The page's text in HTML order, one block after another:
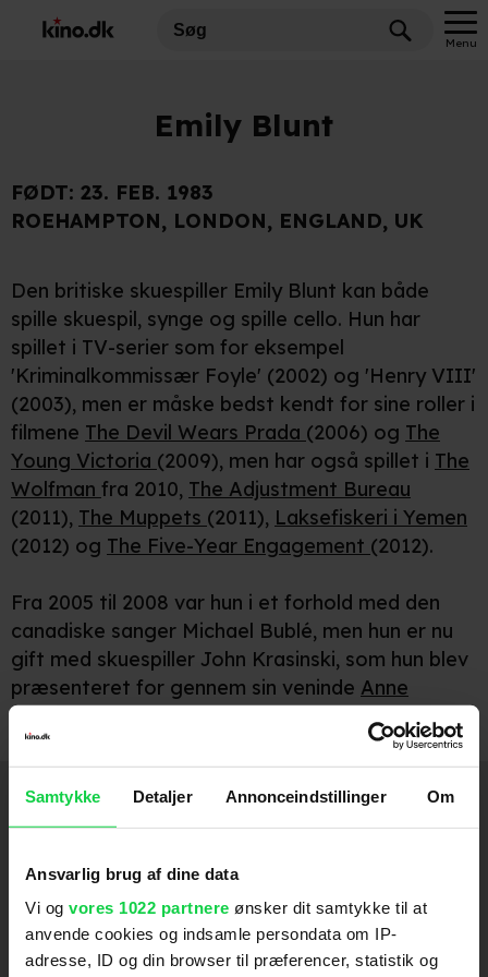
Samtykke Detaljer Annonceindstillinger Om
Ansvarlig brug af dine data
Vi og vores 1022 partnere ønsker dit samtykke til at
anvende cookies og indsamle persondata om IP-
adresse, ID og din browser til præferencer, statistik og
Menu
Emily Blunt
FØDT: 23. FEB. 1983
ROEHAMPTON, LONDON, ENGLAND, UK
Den britiske skuespiller Emily Blunt kan både
spille skuespil, synge og spille cello. Hun har
spillet i TV-serier som for eksempel
'Kriminalkommissær Foyle' (2002) og 'Henry VIII'
(2003), men er måske bedst kendt for sine roller i
filmene The Devil Wears Prada (2006) og The
Young Victoria (2009), men har også spillet i The
Wolfman fra 2010, The Adjustment Bureau
(2011), The Muppets (2011), Laksefiskeri i Yemen
(2012) og The Five-Year Engagement (2012).
Fra 2005 til 2008 var hun i et forhold med den
canadiske sanger Michael Bublé, men hun er nu
gift med skuespiller John Krasinski, som hun blev
præsenteret for gennem sin veninde Anne
Hathaway
Medvirker
IF - Fantasivenner 2024